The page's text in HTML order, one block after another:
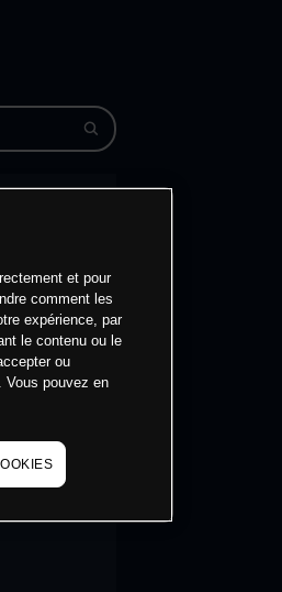
et pour
comment les
expérience, par
le contenu ou le
ou
Vous pouvez en